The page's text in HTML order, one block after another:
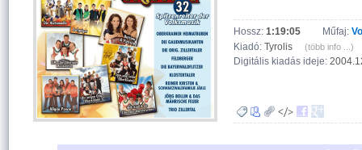
Hossz: 1:19:05 Műfaj:
Kiadó: Tyrolis (több info ...)
Digitális kiadás ideje: